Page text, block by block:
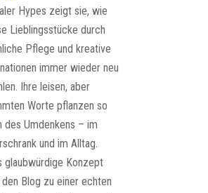
Hypes zeigt sie, wie
Lieblingsstücke durch
Pflege und kreative
immer wieder neu
Ihre leisen, aber
Worte pflanzen so
des Umdenkens – im
und im Alltag.
glaubwürdige Konzept
Blog zu einer echten